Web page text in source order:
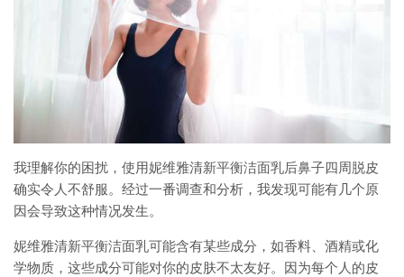
我理解你的困扰，使用妮维雅清新平衡洁面乳后鼻子四周脱皮
确实令人不舒服。经过一番调查和分析，我发现可能有几个原
因会导致这种情况发生。
妮维雅清新平衡洁面乳可能含有某些成分，如香料、酒精或化
学物质，这些成分可能对你的皮肤不太友好。因为每个人的皮